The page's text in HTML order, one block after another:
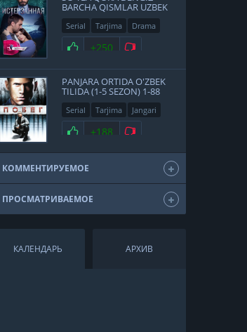
BARCHA QISMLAR UZBEK
TILIDA
Serial Tarjima
Drama
Turk
+250
PANJARA ORTIDA O'ZBEK
TILIDA (1-5 SEZON) 1-88
QISM HD
Serial Tarjima
Jangari
Drama
+188
КОММЕНТИРУЕМОЕ
ПРОСМАТРИВАЕМОЕ
КАЛЕНДАРЬ АРХИВ